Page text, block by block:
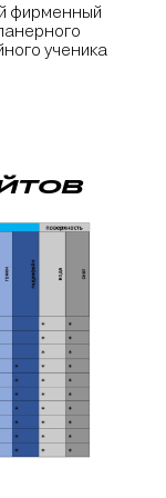
фирменный
ученика